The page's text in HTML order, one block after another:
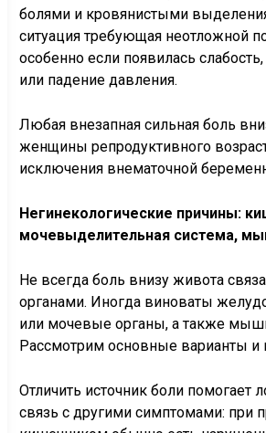
болями и кровянистыми
ситуация требующая неотложной
особенно если появилась
или падение давления.
Любая внезапная сильная боль
женщины репродуктивного
исключения внематочной
Негинекологические причины:
мочевыделительная система,
Не всегда боль внизу живота
органами. Иногда виноваты
или мочевые органы, а также
Рассмотрим основные варианты и
Отличить источник боли помогает
связь с другими симптомами: при